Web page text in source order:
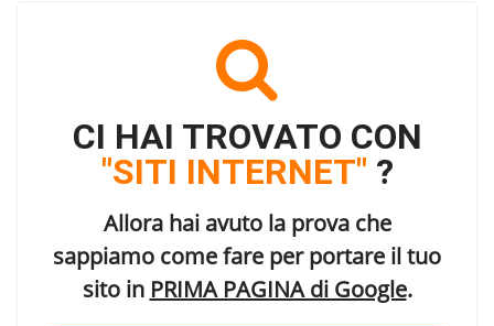
CI HAI TROVATO CON
"SITI INTERNET" ?
Allora hai avuto la prova che
sappiamo come fare per portare il tuo
sito in PRIMA PAGINA di Google.